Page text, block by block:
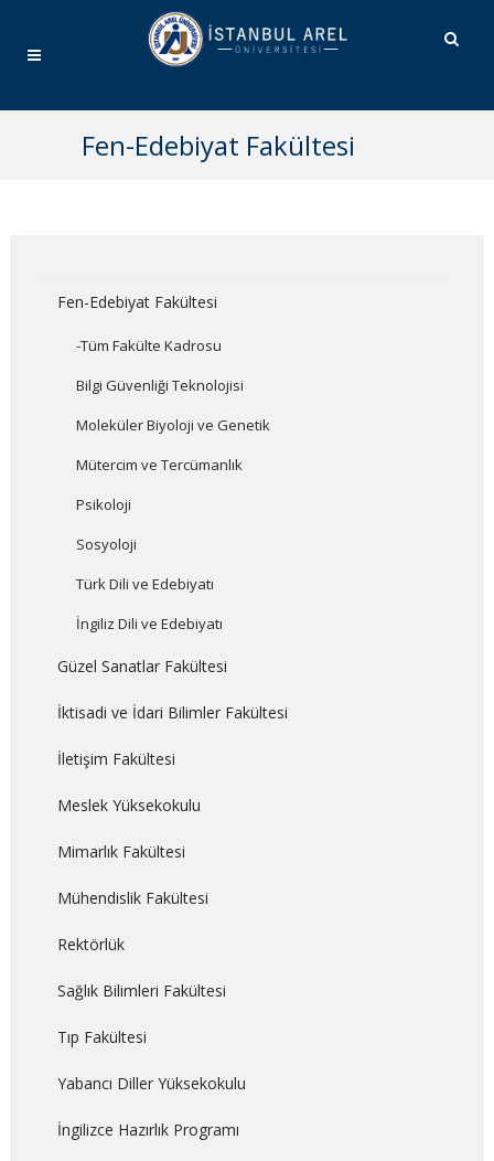
Fen-Edebiyat Fakültesi
Fen-Edebiyat Fakültesi
-Tüm Fakülte Kadrosu
Bilgi Güvenliği Teknolojisi
Moleküler Biyoloji ve Genetik
Mütercim ve Tercümanlık
Psikoloji
Sosyoloji
Türk Dili ve Edebiyatı
İngiliz Dili ve Edebiyatı
Güzel Sanatlar Fakültesi
İktisadi ve İdari Bilimler Fakültesi
İletişim Fakültesi
Meslek Yüksekokulu
Mimarlık Fakültesi
Mühendislik Fakültesi
Rektörlük
Sağlık Bilimleri Fakültesi
Tıp Fakültesi
Yabancı Diller Yüksekokulu
İngilizce Hazırlık Programı